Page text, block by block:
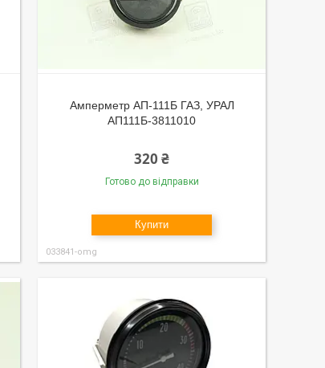
Амперметр АП-111Б ГАЗ, УРАЛ
АП111Б-3811010
320 ₴
Готово до відправки
Купити
033841-omg